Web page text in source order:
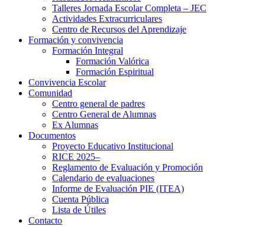
Talleres Jornada Escolar Completa – JEC
Actividades Extracurriculares
Centro de Recursos del Aprendizaje
Formación y convivencia
Formación Integral
Formación Valórica
Formación Espiritual
Convivencia Escolar
Comunidad
Centro general de padres
Centro General de Alumnas
Ex Alumnas
Documentos
Proyecto Educativo Institucional
RICE 2025–
Reglamento de Evaluación y Promoción
Calendario de evaluaciones
Informe de Evaluación PIE (ITEA)
Cuenta Pública
Lista de Útiles
Contacto